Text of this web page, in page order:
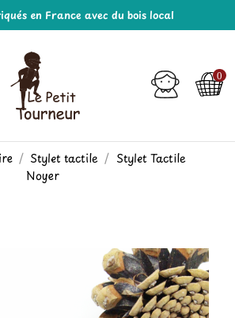
en France avec du bois local
0
Stylet tactile
Stylet Tactile
Noyer